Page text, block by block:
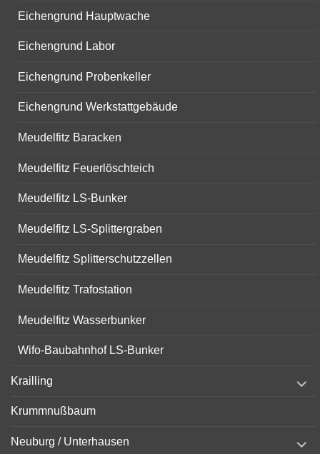
Eichengrund Hauptwache
Eichengrund Labor
Eichengrund Probenkeller
Eichengrund Werkstattgebäude
Meudelfitz Baracken
Meudelfitz Feuerlöschteich
Meudelfitz LS-Bunker
Meudelfitz LS-Splittergraben
Meudelfitz Splitterschutzzellen
Meudelfitz Trafostation
Meudelfitz Wasserbunker
Wifo-Baubahnhof LS-Bunker
Krailling
child
Krummnußbaum
Neuburg / Unterhausen
child